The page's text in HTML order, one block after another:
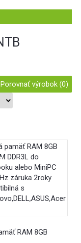
Porovnať výrobok (0)
RAM 8GB